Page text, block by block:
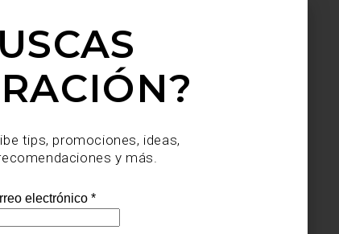
tips, promociones, ideas,
y más.